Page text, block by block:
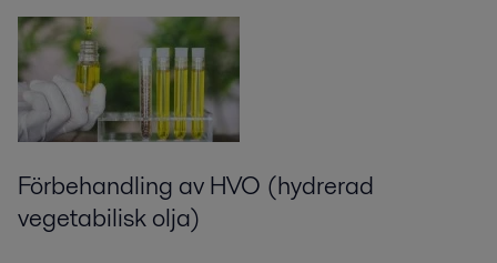
Förbehandling av HVO (hydrerad
vegetabilisk olja)